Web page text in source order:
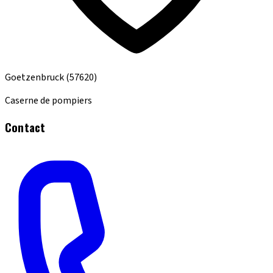
Goetzenbruck(57620)
Caserne de pompiers
Contact